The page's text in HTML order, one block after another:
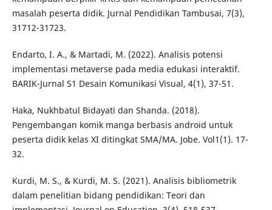
masalah peserta didik. Jurnal Pendidikan Tambusai, 7(3),
31712-31723.
Endarto, I. A., & Martadi, M. (2022). Analisis potensi
implementasi metaverse pada media edukasi interaktif.
BARIK-Jurnal S1 Desain Komunikasi Visual, 4(1), 37-51.
Haka, Nukhbatul Bidayati dan Shanda. (2018).
Pengembangan komik manga berbasis android untuk
peserta didik kelas XI ditingkat SMA/MA. Jobe. Vol1(1). 17-
32.
Kurdi, M. S., & Kurdi, M. S. (2021). Analisis bibliometrik
dalam penelitian bidang pendidikan: Teori dan